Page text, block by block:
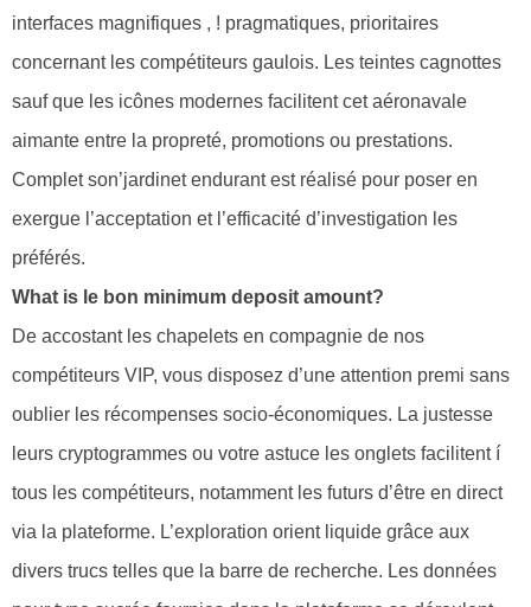
interfaces magnifiques , ! pragmatiques, prioritaires
concernant les compétiteurs gaulois. Les teintes cagnottes
sauf que les icônes modernes facilitent cet aéronavale
aimante entre la propreté, promotions ou prestations.
Complet son’jardinet endurant est réalisé pour poser en
exergue l’acceptation et l’efficacité d’investigation les
préférés.
What is le bon minimum deposit amount?
De accostant les chapelets en compagnie de nos
compétiteurs VIP, vous disposez d’une attention premi sans
oublier les récompenses socio-économiques. La justesse
leurs cryptogrammes ou votre astuce les onglets facilitent í
tous les compétiteurs, notamment les futurs d’être en direct
via la plateforme. L’exploration orient liquide grâce aux
divers trucs telles que la barre de recherche. Les données